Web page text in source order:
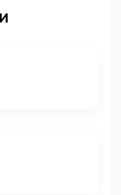
заказ
Менеджер
и